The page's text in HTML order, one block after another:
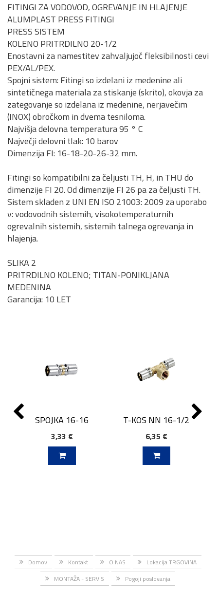
FITINGI ZA VODOVOD, OGREVANJE IN HLAJENJE
ALUMPLAST PRESS FITINGI
PRESS SISTEM
KOLENO PRITRDILNO 20-1/2
Enostavni za namestitev zahvaljujoč fleksibilnosti cevi
PEX/AL/PEX.
Spojni sistem: Fitingi so izdelani iz medenine ali
sintetičnega materiala za stiskanje (skrito), okovja za
zategovanje so izdelana iz medenine, nerjavečim
(INOX) obročkom in dvema tesniloma.
Najvišja delovna temperatura 95 ° C
Največji delovni tlak: 10 barov
Dimenzija FI: 16-18-20-26-32 mm.
Fitingi so kompatibilni za čeljusti TH, H, in THU do
dimenzije FI 20. Od dimenzije FI 26 pa za čeljusti TH.
Sistem skladen z UNI EN ISO 21003: 2009 za uporabo
v: vodovodnih sistemih, visokotemperaturnih
ogrevalnih sistemih, sistemih talnega ogrevanja in
hlajenja.
SLIKA 2
PRITRDILNO KOLENO; TITAN-PONIKLJANA
MEDENINA
Garancija: 10 LET
SPOJKA 16-16
3,33 €
T-KOS NN 16-1/2
6,35 €
Domov Kontakt O NAS
Lokacija TRGOVINA
MONTAŽA - SERVIS
Pogoji poslovanja